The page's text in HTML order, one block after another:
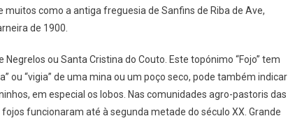
muitos como a antiga freguesia de Sanfins de Riba de Ave,
de 1900.
ou Santa Cristina do Couto. Este topónimo “Fojo” tem
ou “vigia” de uma mina ou um poço seco, pode também indicar
em especial os lobos. Nas comunidades agro-pastoris das
funcionaram até à segunda metade do século XX. Grande